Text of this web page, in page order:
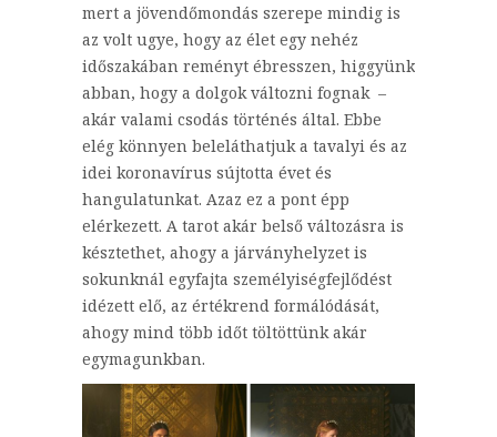
mert a jövendőmondás szerepe mindig is
az volt ugye, hogy az élet egy nehéz
időszakában reményt ébresszen, higgyünk
abban, hogy a dolgok változni fognak –
akár valami csodás történés által. Ebbe
elég könnyen beleláthatjuk a tavalyi és az
idei koronavírus sújtotta évet és
hangulatunkat. Azaz ez a pont épp
elérkezett. A tarot akár belső változásra is
késztethet, ahogy a járványhelyzet is
sokunknál egyfajta személyiségfejlődést
idézett elő, az értékrend formálódását,
ahogy mind több időt töltöttünk akár
egymagunkban.